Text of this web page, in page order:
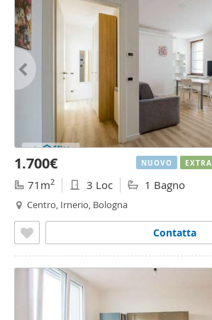
1.700€
71m2 3 Loc 1 Bagno
Centro, Irnerio, Bologna
Contatta
NUOVO EXTRA